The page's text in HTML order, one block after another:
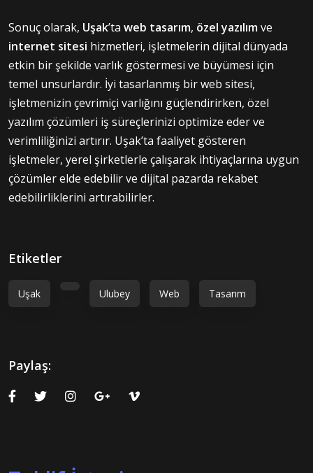
Sonuç olarak, Uşak’ta web tasarım, özel yazılımve
internet sitesi hizmetleri, işletmelerin dijital dünyada
etkin bir şekilde varlık göstermesi ve büyümesi için
temel unsurlardır. İyi tasarlanmış bir web sitesi,
işletmenizin çevrimiçi varlığını güçlendirirken, özel
yazılım çözümleri iş süreçlerinizi optimize eder ve
verimliliğinizi artırır. Uşak’ta faaliyet gösteren
işletmeler, yerel şirketlerle çalışarak ihtiyaçlarına uygun
çözümler elde edebilir ve dijital pazarda rekabet
edebilirliklerini artırabilirler.
Etiketler
Uşak Ulubey Web Tasarım
Paylaş: